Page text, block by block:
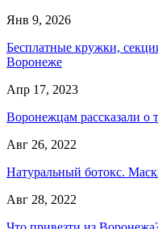
Янв 9, 2026
Бесплатные кружки,
Воронеже
Апр 17, 2023
Воронежцам рассказали о
Авг 26, 2022
Натуральный ботокс.
Авг 28, 2022